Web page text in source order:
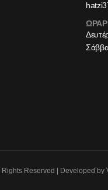
Reserved | Developed by